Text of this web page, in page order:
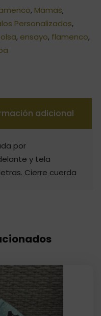
, Mamas,
Personalizados,
, ensayo, flamenco,
adicional
por
y tela
Cierre cuerda